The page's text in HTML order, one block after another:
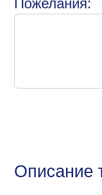
Пожелания:
Описание